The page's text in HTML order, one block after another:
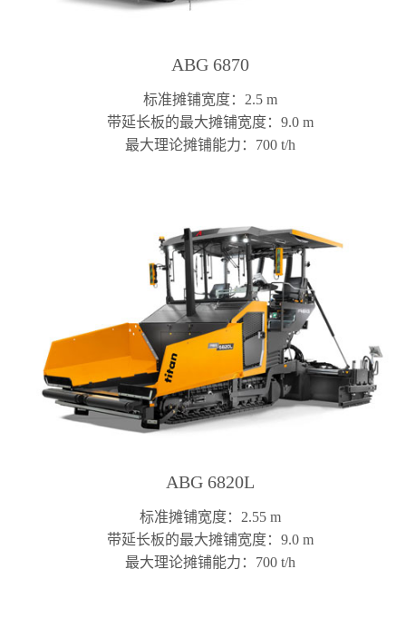
ABG 6870
标准摊铺宽度：2.5 m
带延长板的最大摊铺宽度：9.0 m
最大理论摊铺能力：700 t/h
ABG 6820L
标准摊铺宽度：2.55 m
带延长板的最大摊铺宽度：9.0 m
最大理论摊铺能力：700 t/h